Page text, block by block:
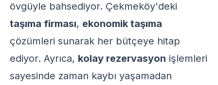
övgüyle bahsediyor. Çekmeköy'deki
taşıma firması, ekonomik taşıma
çözümleri sunarak her bütçeye hitap
ediyor. Ayrıca, kolay rezervasyon işlemleri
sayesinde zaman kaybı yaşamadan